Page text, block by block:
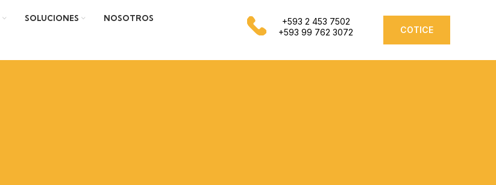
SOLUCIONES NOSOTROS
+593 2 453 7502
+593 99 762 3072
COTICE